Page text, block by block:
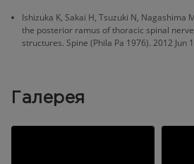
Ishizuka K, Sakai H, Tsuzuki N, Nagashima
the posterior ramus of thoracic spinal
structures. Spine (Phila Pa 1976). 2012 Jun
Галерея